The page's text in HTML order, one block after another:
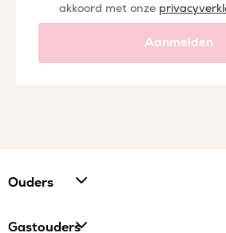
akkoord met onze
Aanmelden
Ouders
Gastouders